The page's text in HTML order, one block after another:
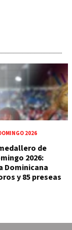
2026
de
2026:
Dominicana
y 85 preseas